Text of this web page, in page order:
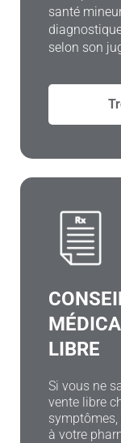
santé
selon son
LIBRE
Si vous ne
vente libre
à votre